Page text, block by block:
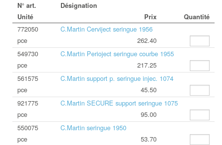
N° art.
Désignation
Unité
Prix Quantité
772050
C.Martin Cerviject seringue 1956
pce
262.40
549730
C.Martin Perioject seringue courbe 1955
pce
217.25
561575
C.Martin support p. seringue injec. 1074
pce
45.50
921775
C.Martin SECURE support seringue 1075
pce
95.00
550075
C.Martin seringue 1950
pce
53.70